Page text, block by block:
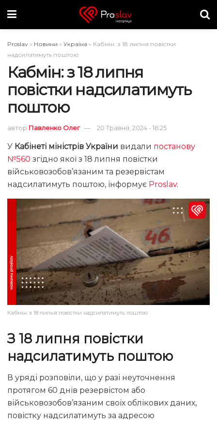
Proslav » Новини » Україна » Кабмін: з 18 липня повіcтки
надсилатимуть поштою
Кабмін: з 18 липня
повіcтки надсилатимуть
поштою
автор Павленко Олег 20 Травня, 2024 - 16:25
У Кабінеті міністрів України видали постанову
№560 згідно якої з 18 липня повістки
військовозобов’язаним та резервістам
надсилатимуть поштою, інформує Proslav.
Кабмін: з 18 липня повіcтки надсилатимуть поштою
З 18 липня повіcтки
надсилатимуть поштою
В уряді розповіли, що у разі неуточнення
протягом 60 днів резервістом або
військовозобов’язаним своїх облікових даних,
повістку надсилатимуть за адресою